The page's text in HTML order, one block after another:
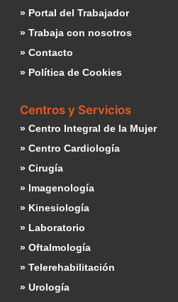
» Portal del Trabajador
» Trabaja con nosotros
» Contacto
» Política de Cookies
Centros y Servicios
» Centro Integral de la Mujer
» Centro Cardiología
» Cirugía
» Imagenología
» Kinesiología
» Laboratorio
» Oftalmología
» Telerehabilitación
» Urología